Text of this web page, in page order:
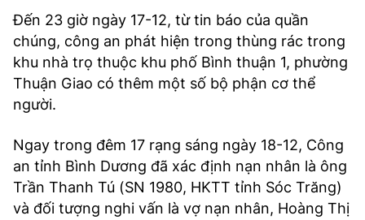
Đến 23 giờ ngày 17-12, từ tin báo của quần
chúng, công an phát hiện trong thùng rác trong
khu nhà trọ thuộc khu phố Bình thuận 1, phường
Thuận Giao có thêm một số bộ phận cơ thể
người.
Ngay trong đêm 17 rạng sáng ngày 18-12, Công
an tỉnh Bình Dương đã xác định nạn nhân là ông
Trần Thanh Tú (SN 1980, HKTT tỉnh Sóc Trăng)
và đối tượng nghi vấn là vợ nạn nhân, Hoàng Thị